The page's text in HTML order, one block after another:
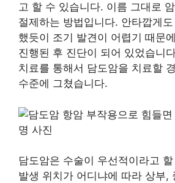
고 할 수 있습니다. 이름 그대로
절제하는 방법입니다. 안타깝게
했듯이 조기 발견이 어렵기 때문
진행된 후 진단이 되어 있었습니
치료를 통해서 담도암을 치료할
수준에 그쳤습니다.
담도암은 수술이 우선적이라고
발생 위치가 어디냐에 따라 상부,